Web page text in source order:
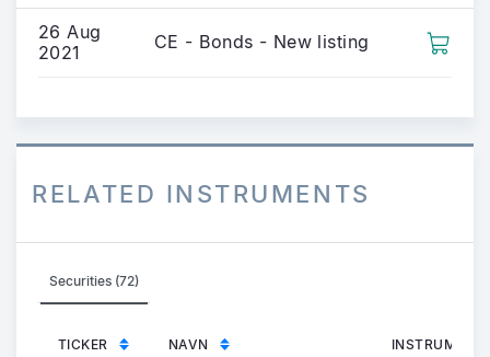
26 Aug
2021
CE - Bonds - New listing
RELATED INSTRUMENTS
Securities (72)
TICKER NAVN